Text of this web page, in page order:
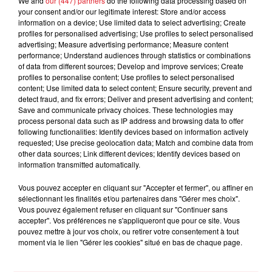
15 juillet 2026
BÉTHUNE: ENQUÊTE POUR HOMICIDE
VOLONTAIRE EN COURS, APRÈS LA...
Selon les premiers éléments, le logement servait
à des prostituées
your consent and/or our legitimate interest: Store and/or access
information on a device; Use limited data to select advertising; Create
profiles for personalised advertising; Use profiles to select personalised
advertising; Measure advertising performance; Measure content
performance; Understand audiences through statistics or combinations
of data from different sources; Develop and improve services; Create
profiles to personalise content; Use profiles to select personalised
content; Use limited data to select content; Ensure security, prevent and
detect fraud, and fix errors; Deliver and present advertising and content;
Save and communicate privacy choices. These technologies may
process personal data such as IP address and browsing data to offer
following functionalities: Identify devices based on information actively
requested; Use precise geolocation data; Match and combine data from
other data sources; Link different devices; Identify devices based on
information transmitted automatically.
Vous pouvez accepter en cliquant sur "Accepter et fermer", ou affiner en
sélectionnant les finalités et/ou partenaires dans "Gérer mes choix".
Vous pouvez également refuser en cliquant sur "Continuer sans
accepter". Vos préférences ne s'appliqueront que pour ce site. Vous
pouvez mettre à jour vos choix, ou retirer votre consentement à tout
moment via le lien "Gérer les cookies" situé en bas de chaque page.